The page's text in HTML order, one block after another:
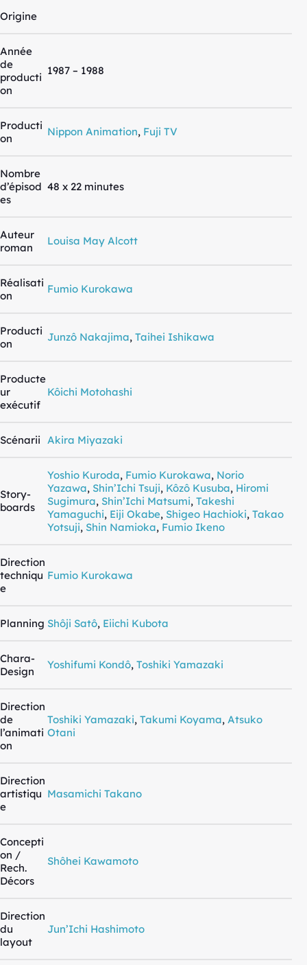
Origine
Année
de
producti
on
1987 – 1988
Producti
on
Nippon Animation, Fuji TV
Nombre
d’épisod
es
48 x 22 minutes
Auteur
roman
Louisa May Alcott
Réalisati
on
Fumio Kurokawa
Producti
on
Junzô Nakajima, Taihei Ishikawa
Producte
ur
exécutif
Kôichi Motohashi
Scénarii Akira Miyazaki
Story-
boards
Yoshio Kuroda, Fumio Kurokawa, Norio
Yazawa, Shin’Ichi Tsuji, Kôzô Kusuba, Hiromi
Sugimura, Shin’Ichi Matsumi, Takeshi
Yamaguchi, Eiji Okabe, Shigeo Hachioki, Takao
Yotsuji, Shin Namioka, Fumio Ikeno
Direction
techniqu
e
Fumio Kurokawa
Planning Shôji Satô, Eiichi Kubota
Chara-
Design
Yoshifumi Kondô, Toshiki Yamazaki
Direction
de
l’animati
on
Toshiki Yamazaki, Takumi Koyama, Atsuko
Otani
Direction
artistiqu
e
Masamichi Takano
Concepti
on /
Rech.
Décors
Shôhei Kawamoto
Direction
du
layout
Jun’Ichi Hashimoto